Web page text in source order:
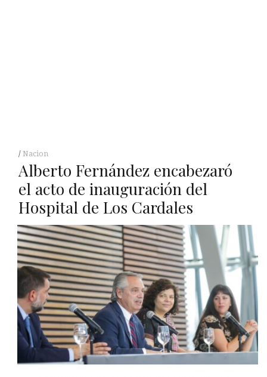
Nacion
Alberto Fernández encabezaró
el acto de inauguración del
Hospital de Los Cardales